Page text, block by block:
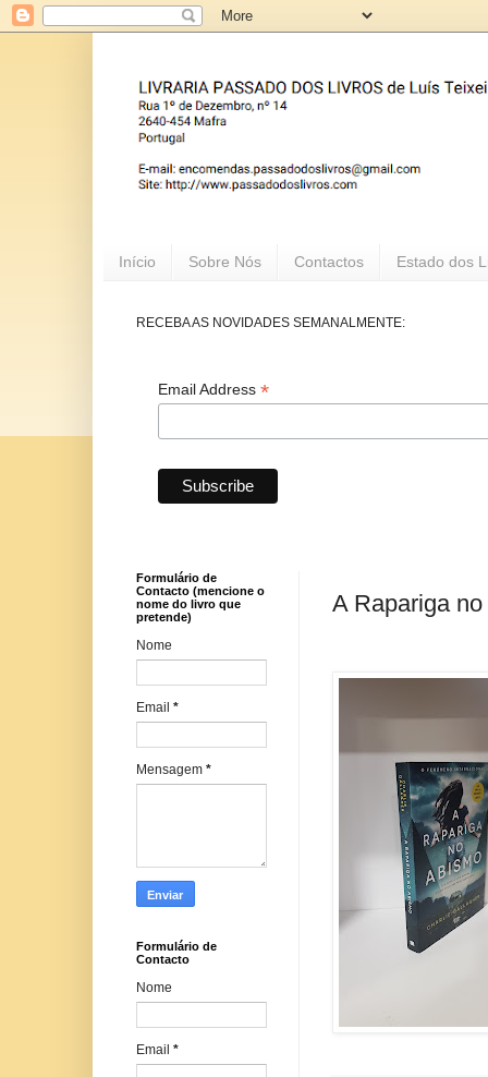
Início Sobre Nós Contactos Estado dos
RECEBA AS NOVIDADES SEMANALMENTE:
Email Address *
A Rapariga
Formulário de
Contacto (mencione o
nome do livro que
pretende)
Nome
Email *
Mensagem *
Formulário de
Contacto
Nome
Email *